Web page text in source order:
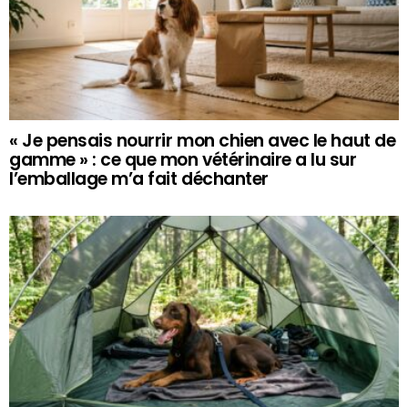
« Je pensais nourrir mon chien avec le haut de
gamme » : ce que mon vétérinaire a lu sur
l’emballage m’a fait déchanter